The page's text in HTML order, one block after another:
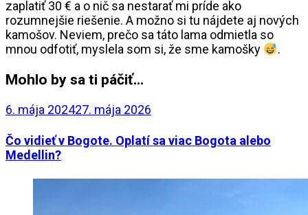
zaplatiť 30 € a o nič sa nestarať mi príde ako
rozumnejšie riešenie. A možno si tu nájdete aj nových
kamošov. Neviem, prečo sa táto lama odmietla so
mnou odfotiť, myslela som si, že sme kamošky
.
Mohlo by sa ti páčiť...
6. mája 202427. mája 2026
Čo vidieť v Bogote. Oplatí sa viac Bogota alebo
Medellin?